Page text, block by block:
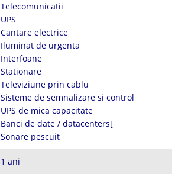
Telecomunicatii
UPS
Cantare electrice
Iluminat de urgenta
Interfoane
Stationare
Televiziune prin cablu
Sisteme de semnalizare si control
UPS de mica capacitate
Banci de date / datacenters[
Sonare pescuit
1 ani